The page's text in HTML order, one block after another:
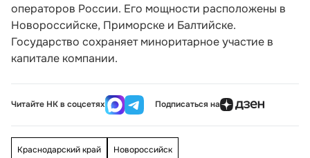
операторов России. Его мощности расположены в
Новороссийске, Приморске и Балтийске.
Государство сохраняет миноритарное участие в
капитале компании.
Читайте НК в соцсетях Подписаться на
Краснодарский край Новороссийск